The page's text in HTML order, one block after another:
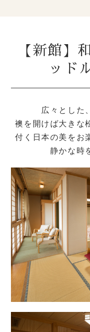
【新館】
ッド
広々とした
襖を開けば大きな
付く日本の美をお
静かな時